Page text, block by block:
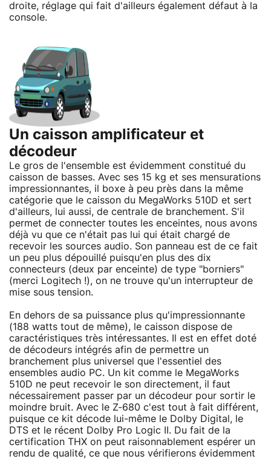
droite, réglage qui fait d'ailleurs également défaut à la
console.
Un caisson amplificateur et
décodeur
Le gros de l'ensemble est évidemment constitué du
caisson de basses. Avec ses 15 kg et ses mensurations
impressionnantes, il boxe à peu près dans la même
catégorie que le caisson du MegaWorks 510D et sert
d'ailleurs, lui aussi, de centrale de branchement. S'il
permet de connecter toutes les enceintes, nous avons
déjà vu que ce n'était pas lui qui était chargé de
recevoir les sources audio. Son panneau est de ce fait
un peu plus dépouillé puisqu'en plus des dix
connecteurs (deux par enceinte) de type "borniers"
(merci Logitech !), on ne trouve qu'un interrupteur de
mise sous tension.
En dehors de sa puissance plus qu'impressionnante
(188 watts tout de même), le caisson dispose de
caractéristiques très intéressantes. Il est en effet doté
de décodeurs intégrés afin de permettre un
branchement plus universel que l'essentiel des
ensembles audio PC. Un kit comme le MegaWorks
510D ne peut recevoir le son directement, il faut
nécessairement passer par un décodeur pour sortir le
moindre bruit. Avec le Z-680 c'est tout à fait différent,
puisque ce kit décode lui-même le Dolby Digital, le
DTS et le récent Dolby Pro Logic II. Du fait de la
certification THX on peut raisonnablement espérer un
rendu de qualité, ce que nous vérifierons évidemment